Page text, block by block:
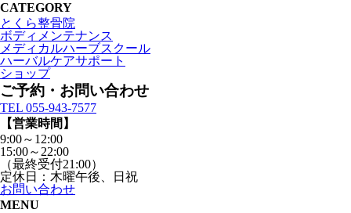
CATEGORY
とくら整骨院
ボディメンテナンス
メディカルハーブスクール
ハーバルケアサポート
ショップ
ご予約・お問い合わせ
TEL 055-943-7577
【営業時間】
9:00～12:00
15:00～22:00
（最終受付21:00）
定休日：木曜午後、日祝
お問い合わせ
MENU